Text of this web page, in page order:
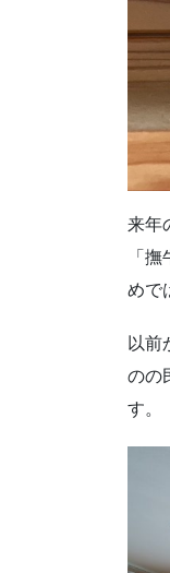
来年
「
めで
以前
のの
す。